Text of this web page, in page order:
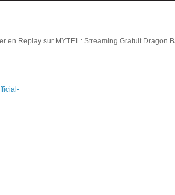
en Replay sur MYTF1 : Streaming Gratuit Dragon